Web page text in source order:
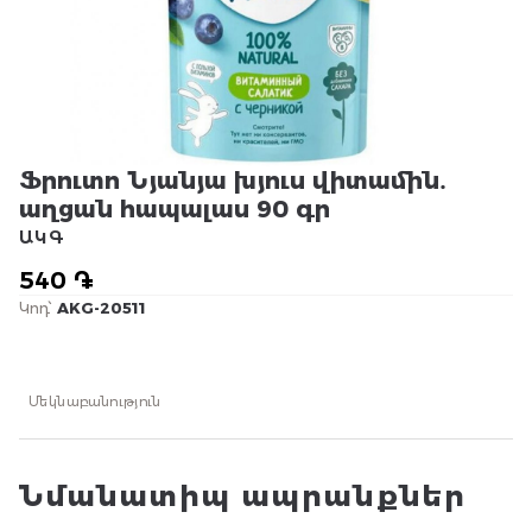
Ֆրուտո Նյանյա խյուս վիտամին․
աղցան հապալաս 90 գր
540 ֏
ԱԿԳ
Կոդ՝ AKG-20511
Մեկնաբանություն
Նմանատիպ ապրանքներ